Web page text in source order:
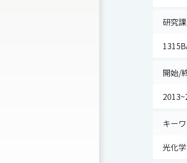
研究
開始/
キー
光化